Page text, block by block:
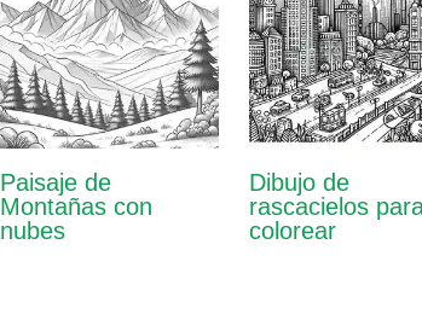
Paisaje de
Montañas con
nubes
Dibujo de
rascacielos
colorear